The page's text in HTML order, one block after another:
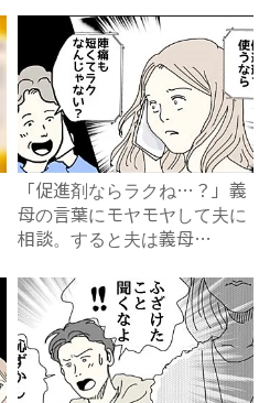
「促進剤ならラクね…？」義
母の言葉にモヤモヤして夫に
相談。すると夫は義母